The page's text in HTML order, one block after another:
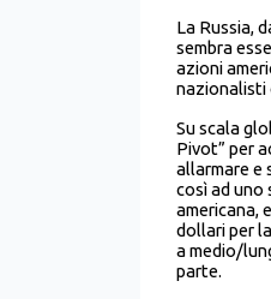
La Russia,
sembra
azioni
nazionalisti
Su scala
Pivot” per
allarmare e
così ad uno
americana,
dollari per
a medio/
parte.